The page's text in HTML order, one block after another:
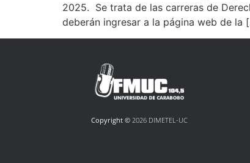
2025. Se trata de las carreras de
deberán ingresar a la página web de la
Copyright ©2026 DIMETEL-UC